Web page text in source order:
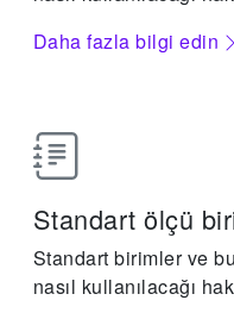
Daha fazla bilgi edin
Standart ölçü
Standart birimler ve
nasıl kullanılacağı